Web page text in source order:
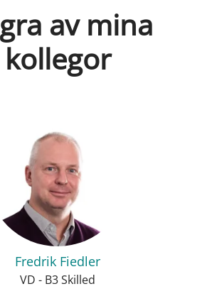
av mina
kollegor
Fredrik Fiedler
VD - B3 Skilled